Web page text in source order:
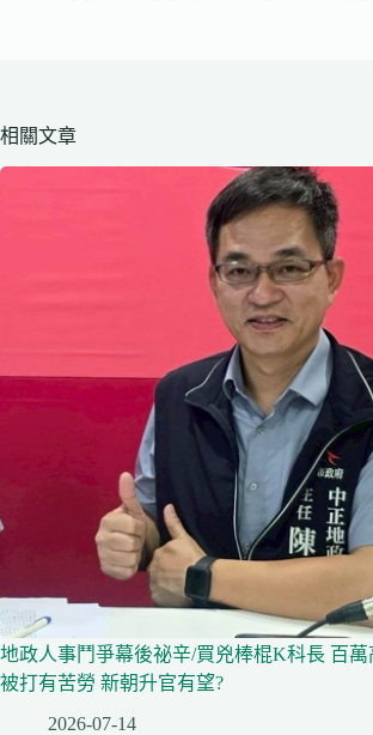
相關文章
地政人事鬥爭幕後祕辛/買兇棒棍K科長 百萬
被打有苦勞 新朝升官有望?
2026-07-14